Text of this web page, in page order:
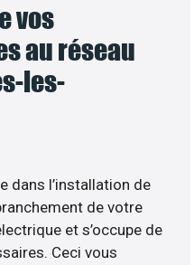
vos
au réseau
les-
dans l’installation de
de votre
et s’occupe de
Ceci vous